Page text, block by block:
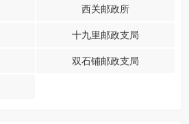
西关邮政所
十九里邮政支局
双石铺邮政支局